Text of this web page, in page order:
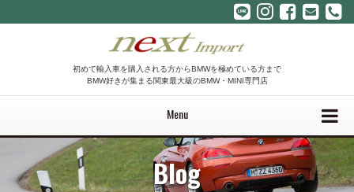
初めて輸入車を購入される方からBMWを極めている方まで
BMW好きが集まる関東最大級のBMW・MINI専門店
Menu
Blog